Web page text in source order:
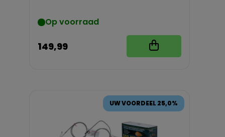
Op voorraad
149,99
UW VOORDEEL 25,0%